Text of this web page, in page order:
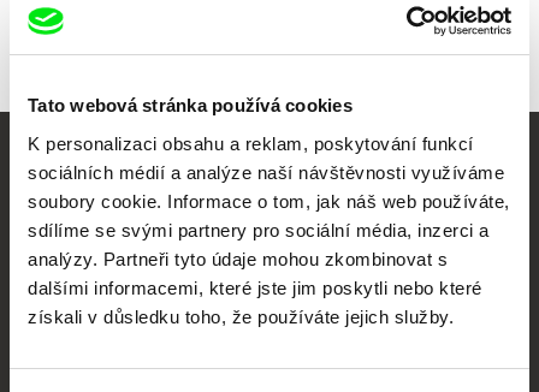
Tato webová stránka používá cookies
K personalizaci obsahu a reklam, poskytování funkcí
sociálních médií a analýze naší návštěvnosti využíváme
soubory cookie. Informace o tom, jak náš web používáte,
sdílíme se svými partnery pro sociální média, inzerci a
analýzy. Partneři tyto údaje mohou zkombinovat s
dalšími informacemi, které jste jim poskytli nebo které
získali v důsledku toho, že používáte jejich služby.
Vaše online
dokumentární kino
Nové festivalové filmy
každý týden